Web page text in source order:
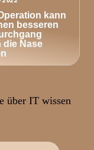
kann
besseren
die Nase
über IT wissen